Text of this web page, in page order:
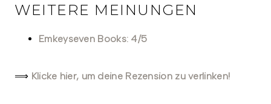
WEITERE MEINUNGEN
Emkeyseven Books: 4/5
⟹ Klicke hier, um deine Rezension zu verlinken!